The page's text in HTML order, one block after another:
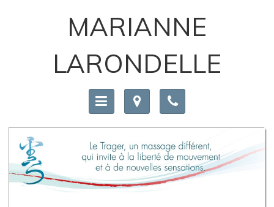
MARIANNE
LARONDELLE